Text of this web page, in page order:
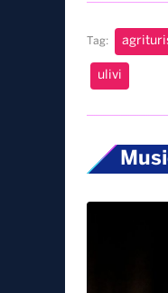
Tag:
ulivi